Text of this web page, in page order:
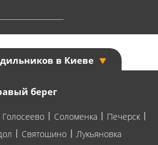
холодильников в Киеве
берег
Голосеево Соломенка
Печерск
Святошино Лукьяновка